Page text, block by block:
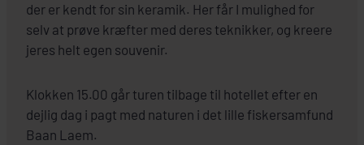
der er kendt for sin keramik. Her får I mulighed for
selv at prøve kræfter med deres teknikker, og kreere
jeres helt egen souvenir.
Klokken 15.00 går turen tilbage til hotellet efter en
dejlig dag i pagt med naturen i det lille fiskersamfund
Baan Laem.